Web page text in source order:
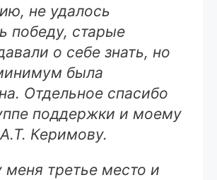
не удалось
победу, старые
о себе знать, но
была
Отдельное спасибо
поддержки и моему
Керимову.
меня третье место и